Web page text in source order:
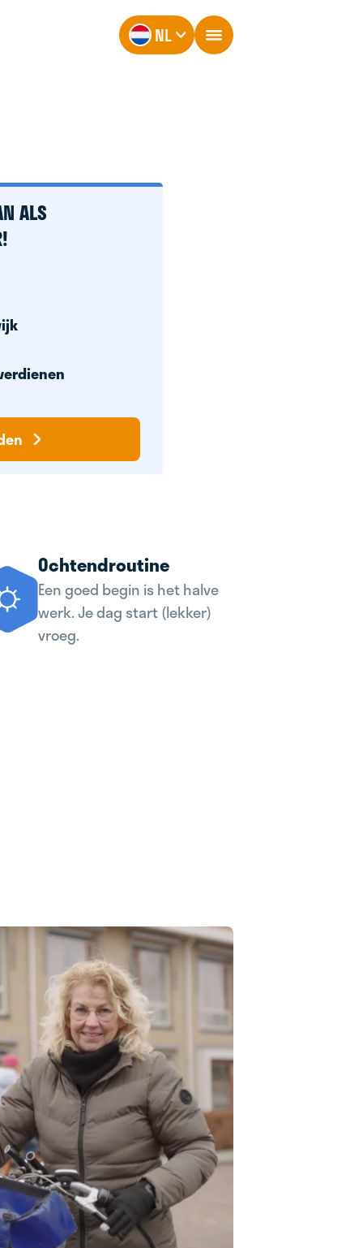
NL
ALS
Ochtendroutine
Een goed begin is het halve
werk. Je dag start (lekker)
vroeg.